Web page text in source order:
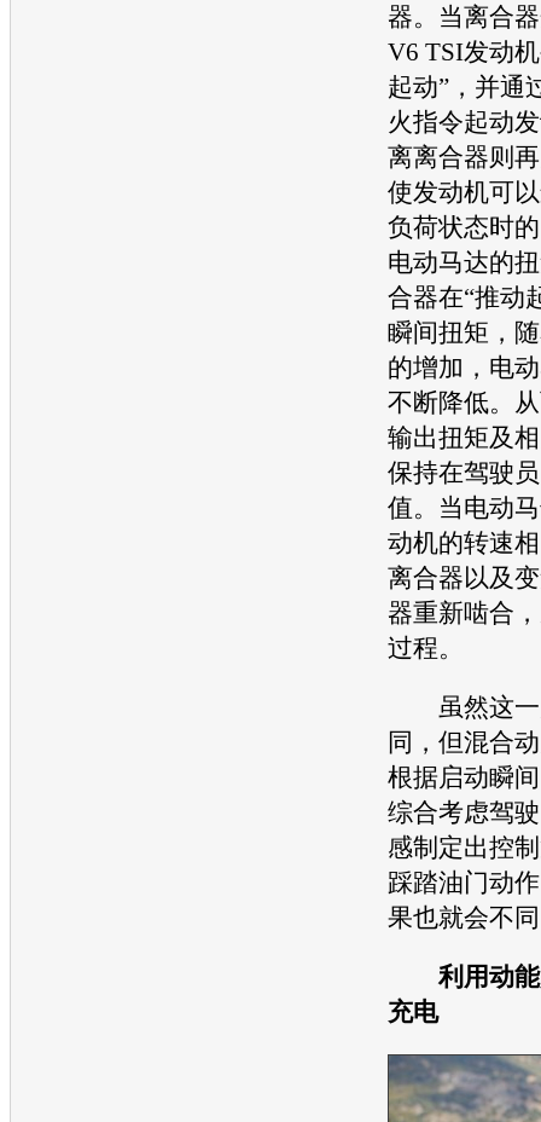
器。当离合
V6 TSI发动机
起动”，并通
火指令起动
离离合器则
使发动机可
负荷状态时
电动马达的
合器在“推动
瞬间扭矩，
的增加，电
不断降低。
输出扭矩及
保持在驾驶
值。当电动
动机的转速
离合器以及
器重新啮合
过程。
虽然这一
同，但混合
根据启动瞬
综合考虑驾
感制定出控
踩踏油门动
果也就会不
利用动能
充电